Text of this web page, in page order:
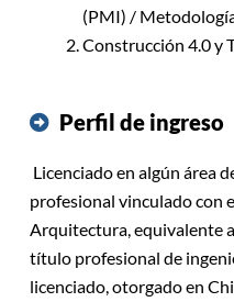
(PMI) /
Construcción 4.0 y
Perfil de ingreso
Licenciado en algún área
profesional vinculado con
Arquitectura, equivalente
título profesional de
licenciado, otorgado en